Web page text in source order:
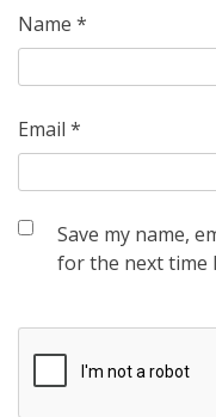
Name *
Email *
Save my name,
for the next time